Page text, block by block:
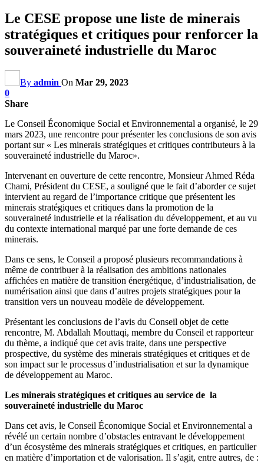
Le CESE propose une liste de minerais
stratégiques et critiques pour renforcer la
souveraineté industrielle du Maroc
By admin On Mar 29, 2023
0
Share
Le Conseil Économique Social et Environnemental a organisé, le 29
mars 2023, une rencontre pour présenter les conclusions de son avis
portant sur « Les minerais stratégiques et critiques contributeurs à la
souveraineté industrielle du Maroc».
Intervenant en ouverture de cette rencontre, Monsieur Ahmed Réda
Chami, Président du CESE, a souligné que le fait d’aborder ce sujet
intervient au regard de l’importance critique que présentent les
minerais stratégiques et critiques dans la promotion de la
souveraineté industrielle et la réalisation du développement, et au vu
du contexte international marqué par une forte demande de ces
minerais.
Dans ce sens, le Conseil a proposé plusieurs recommandations à
même de contribuer à la réalisation des ambitions nationales
affichées en matière de transition énergétique, d’industrialisation, de
numérisation ainsi que dans d’autres projets stratégiques pour la
transition vers un nouveau modèle de développement.
Présentant les conclusions de l’avis du Conseil objet de cette
rencontre, M. Abdallah Mouttaqi, membre du Conseil et rapporteur
du thème, a indiqué que cet avis traite, dans une perspective
prospective, du système des minerais stratégiques et critiques et de
son impact sur le processus d’industrialisation et sur la dynamique
de développement au Maroc.
Les minerais stratégiques et critiques au service de la
souveraineté industrielle du Maroc
Dans cet avis, le Conseil Économique Social et Environnemental a
révélé un certain nombre d’obstacles entravant le développement
d’un écosystème des minerais stratégiques et critiques, en particulier
en matière d’importation et de valorisation. Il s’agit, entre autres, de :